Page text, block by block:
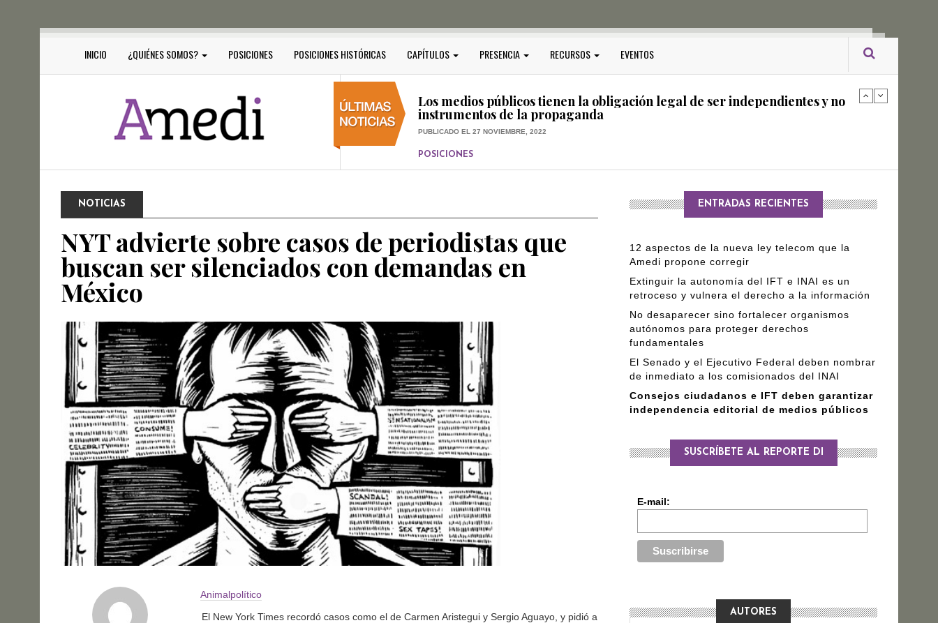
INICIO ¿QUIÉNES SOMOS? POSICIONES POSICIONES HISTÓRICAS CAPÍTULOS PRESENCIA RECURSOS EVENTOS
PUBLICADO EL 17 DICIEMBRE, 2022
Los medios públicos tienen la obligación legal de ser independientes y no
instrumentos de la propaganda
PUBLICADO EL 27 NOVIEMBRE, 2022
POSICIONES
Consejos ciudadanos e IFT deben garantizar independencia editorial de
NOTICIAS
NYT advierte sobre casos de periodistas que
buscan ser silenciados con demandas en
México
Animalpolítico
El New York Times recordó casos como el de Carmen Aristegui y Sergio Aguayo, y pidió a
ENTRADAS RECIENTES
12 aspectos de la nueva ley telecom que la
Amedi propone corregir
Extinguir la autonomía del IFT e INAI es un
retroceso y vulnera el derecho a la información
No desaparecer sino fortalecer organismos
autónomos para proteger derechos
fundamentales
El Senado y el Ejecutivo Federal deben nombrar
de inmediato a los comisionados del INAI
Consejos ciudadanos e IFT deben garantizar
independencia editorial de medios públicos
SUSCRÍBETE AL REPORTE DI
E-mail:
AUTORES